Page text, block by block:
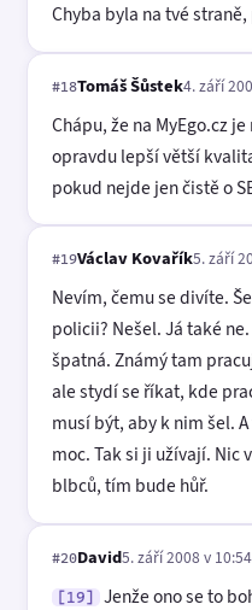
Chyba byla na tvé
#18Tomáš Šůstek4. září
Chápu, že na MyEgo.cz
opravdu lepší větší
pokud nejde jen čistě o
#19Václav Kovařík5. září
Nevím, čemu se divíte.
policii? Nešel. Já také
špatná. Známý tam
ale stydí se říkat, kde
musí být, aby k nim šel.
moc. Tak si ji užívají. Nic
blbců, tím bude hůř.
#20David5. září 2008 v 10:54
[19]
Jenže ono se to